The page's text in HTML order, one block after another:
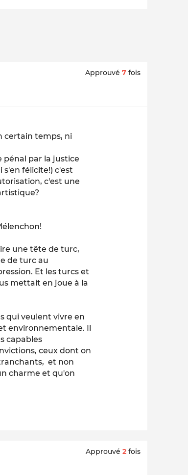
Approuvé 7 fois
certain temps, ni
pénal par la justice
félicite!) c'est
c'est une
une tête de turc,
de turc au
Et les turcs et
mettait en joue à la
qui veulent vivre en
environnementale. Il
capables
ceux dont on
et non
charme et qu'on
Approuvé 2 fois